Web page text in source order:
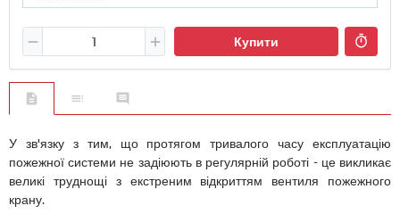
Купити
У зв'язку з тим, що протягом тривалого часу експлуатацію
пожежної системи не задіюють в регулярній роботі - це викликає
великі труднощі з екстреним відкриттям вентиля пожежного
крану.